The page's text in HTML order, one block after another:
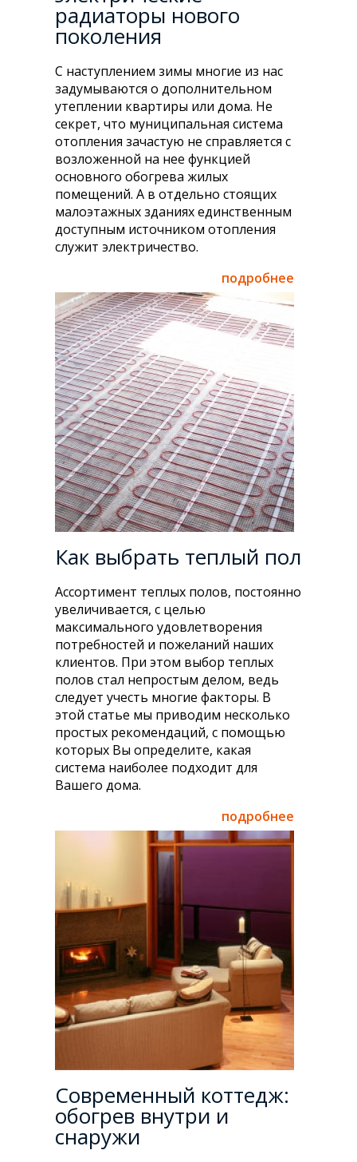
радиаторы нового
поколения
С наступлением зимы многие из нас
задумываются о дополнительном
утеплении квартиры или дома. Не
секрет, что муниципальная система
отопления зачастую не справляется с
возложенной на нее функцией
основного обогрева жилых
помещений. А в отдельно стоящих
малоэтажных зданиях единственным
доступным источником отопления
служит электричество.
подробнее
Как выбрать теплый пол
Ассортимент теплых полов, постоянно
увеличивается, с целью
максимального удовлетворения
потребностей и пожеланий наших
клиентов. При этом выбор теплых
полов стал непростым делом, ведь
следует учесть многие факторы. В
этой статье мы приводим несколько
простых рекомендаций, с помощью
которых Вы определите, какая
система наиболее подходит для
Вашего дома.
подробнее
Современный коттедж:
обогрев внутри и
снаружи